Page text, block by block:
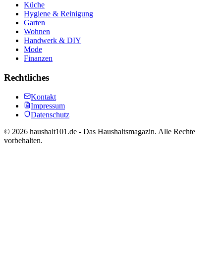
Küche
Hygiene & Reinigung
Garten
Wohnen
Handwerk & DIY
Mode
Finanzen
Rechtliches
Kontakt
Impressum
Datenschutz
© 2026 haushalt101.de - Das Haushaltsmagazin. Alle Rechte
vorbehalten.